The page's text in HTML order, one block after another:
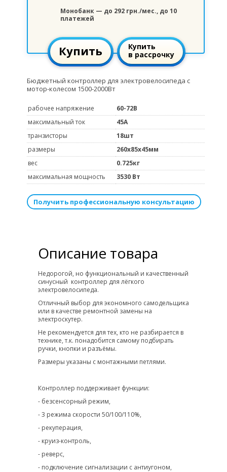
Монобанк — до 292 грн./мес., до 10
платежей
Купить
Купить
в рассрочку
Бюджетный контроллер для электровелосипеда с
мотор-колесом 1500-2000Вт
рабочее напряжение
60-72В
максимальный ток
45А
транзисторы
18шт
размеры
260х85х45мм
вес
0.725кг
максимальная мощность
3530 Вт
Получить профессиональную консультацию
Описание товара
Недорогой, но функциональный и качественный
синусный контроллер для лёгкого
электровелосипеда.
Отличный выбор для экономного самодельщика
или в качестве ремонтной замены на
электроскутер.
Не рекомендуется для тех, кто не разбирается в
технике, т.к. понадобится самому подбирать
ручки, кнопки и разъёмы.
Размеры указаны с монтажными петлями.
Контроллер поддерживает функции:
- безсенсорный режим,
- 3 режима скорости 50/100/110%,
- рекуперация,
- круиз-контроль,
- реверс,
- подключение сигнализации с антиугоном,